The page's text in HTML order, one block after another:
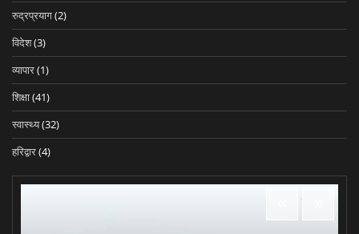
रुद्रप्रयाग(2)
विदेश(3)
व्यापार(1)
शिक्षा(41)
स्वास्थ्य(32)
हरिद्वार(4)